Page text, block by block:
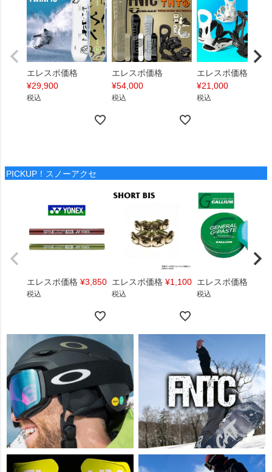
エレスポ価格
¥29,900
税込
エレスポ価格
¥54,000
税込
エレスポ価格
¥21,000
税込
PICKUP！スノーアクセ
エレスポ価格 ¥3,850
税込
エレスポ価格 ¥1,100
税込
エレスポ価格
税込